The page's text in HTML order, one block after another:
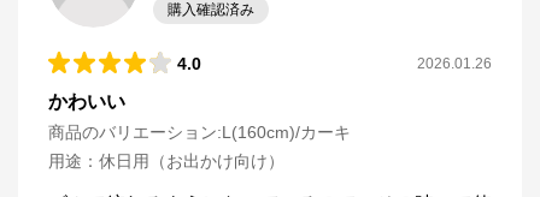
購入確認済み
4.0 2026.01.26
かわいい
商品のバリエーション:L(160cm)/カーキ
用途 ： 休日用（お出かけ向け）